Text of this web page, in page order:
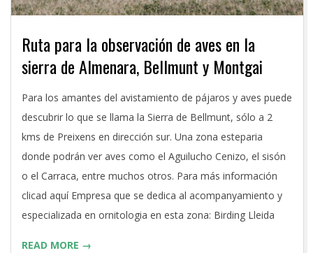
Ruta para la observación de aves en la
sierra de Almenara, Bellmunt y Montgai
2016-
06-
27
Para los amantes del avistamiento de pájaros y aves puede
descubrir lo que se llama la Sierra de Bellmunt, sólo a 2
kms de Preixens en dirección sur. Una zona esteparia
donde podrán ver aves como el Aguilucho Cenizo, el sisón
o el Carraca, entre muchos otros. Para más información
clicad aquí Empresa que se dedica al acompanyamiento y
especializada en ornitologia en esta zona: Birding Lleida
READ MORE →